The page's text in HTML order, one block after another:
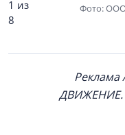
1 из
8
Фото:
ДВИЖЕНИЕ.